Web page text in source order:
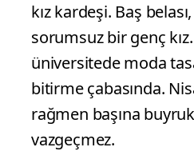
kız kardeşi. Baş
sorumsuz bir genç
üniversitede moda
bitirme çabasında.
rağmen başına
vazgeçmez.